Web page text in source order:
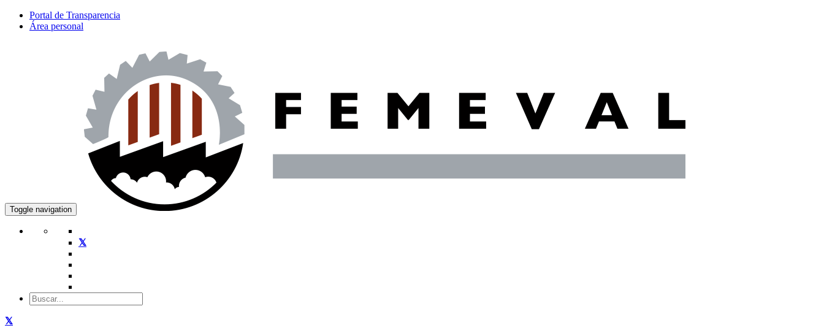
Portal de Transparencia
Área personal
Toggle navigation